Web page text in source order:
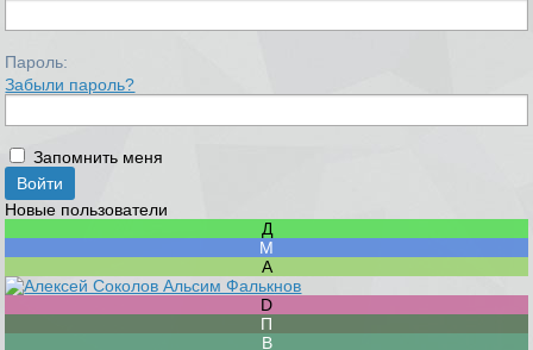
Пароль:
Забыли пароль?
Запомнить меня
Новые пользователи